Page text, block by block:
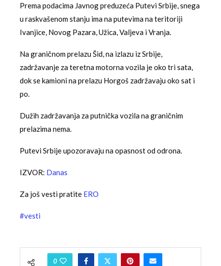
Prema podacima Javnog preduzeća Putevi Srbije, snega
u raskvašenom stanju ima na putevima na teritoriji
Ivanjice, Novog Pazara, Užica, Valjeva i Vranja.
Na graničnom prelazu Šid, na izlazu iz Srbije,
zadržavanje za teretna motorna vozila je oko tri sata,
dok se kamioni na prelazu Horgoš zadržavaju oko sat i
po.
Dužih zadržavanja za putnička vozila na graničnim
prelazima nema.
Putevi Srbije upozoravaju na opasnost od odrona.
IZVOR: Danas
Za još vesti pratite ERO
#vesti
0